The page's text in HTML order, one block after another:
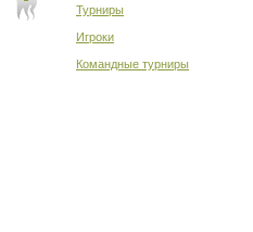
Турниры
Игроки
Командные турниры